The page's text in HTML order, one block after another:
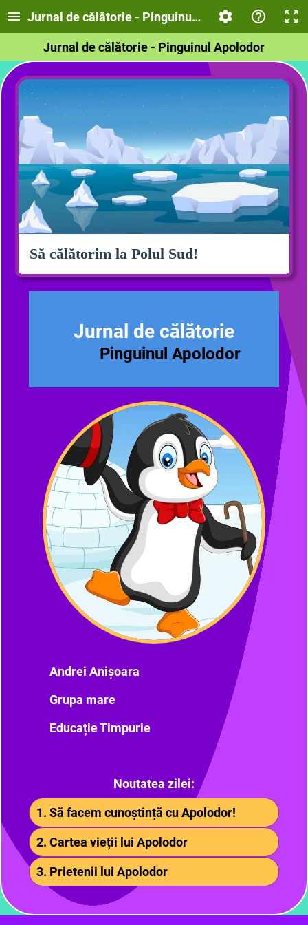
Jurnal de călătorie - Pinguinul Apolodor
Jurnal de călătorie - Pinguinul Apolodor
Să călătorim la Polul Sud!
Jurnal de călătorie
Pinguinu l Apolodor
Andrei Anișoara
Grupa mare
Educație Timpurie
Noutatea zilei:
1. Să facem cunoștință cu Apolodor!
2. Cartea vieții lui Apolodor
3. Prietenii lui Apolodor